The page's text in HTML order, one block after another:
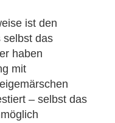
ist den
selbst das
haben
mit
– selbst das